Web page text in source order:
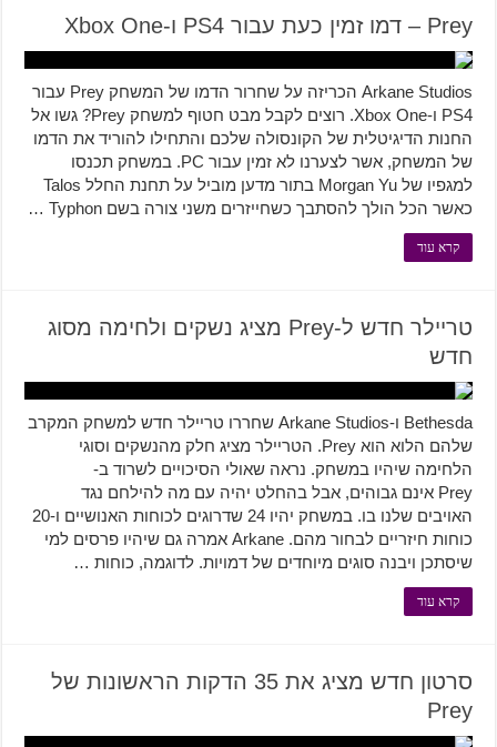
Prey – דמו זמין כעת עבור PS4 ו-Xbox One
Arkane Studios הכריזה על שחרור הדמו של המשחק Prey עבור
PS4 ו-Xbox One. רוצים לקבל מבט חטוף למשחק Prey? גשו אל
החנות הדיגיטלית של הקונסולה שלכם והתחילו להוריד את הדמו
של המשחק, אשר לצערנו לא זמין עבור PC. במשחק תכנסו
למגפיו של Morgan Yu בתור מדען מוביל על תחנת החלל Talos
כאשר הכל הולך להסתבך כשחייזרים משני צורה בשם Typhon …
קרא עוד
טריילר חדש ל-Prey מציג נשקים ולחימה מסוג
חדש
Bethesda ו-Arkane Studios שחררו טריילר חדש למשחק המקרב
שלהם הלוא הוא Prey. הטריילר מציג חלק מהנשקים וסוגי
הלחימה שיהיו במשחק. נראה שאולי הסיכויים לשרוד ב-
Prey אינם גבוהים, אבל בהחלט יהיה עם מה להילחם נגד
האויבים שלנו בו. במשחק יהיו 24 שדרוגים לכוחות האנושיים ו-20
כוחות חיזריים לבחור מהם. Arkane אמרה גם שיהיו פרסים למי
שיסתכן ויבנה סוגים מיוחדים של דמויות. לדוגמה, כוחות …
קרא עוד
סרטון חדש מציג את 35 הדקות הראשונות של
Prey